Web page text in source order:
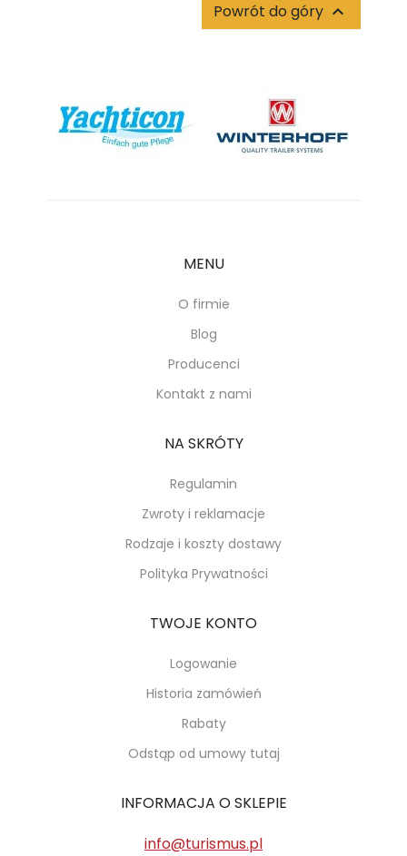
Powrót do góry 
MENU
O firmie
Blog
Producenci
Kontakt z nami
NA SKRÓTY
Regulamin
Zwroty i reklamacje
Rodzaje i koszty dostawy
Polityka Prywatności
TWOJE KONTO
Logowanie
Historia zamówień
Rabaty
Odstąp od umowy tutaj
INFORMACJA O SKLEPIE
info@turismus.pl